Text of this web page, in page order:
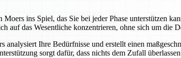
ins Spiel, das Sie bei jeder Phase unterstützen
das Wesentliche konzentrieren, ohne sich um die
Ihre Bedürfnisse und erstellt einen
sorgt dafür, dass nichts dem Zufall